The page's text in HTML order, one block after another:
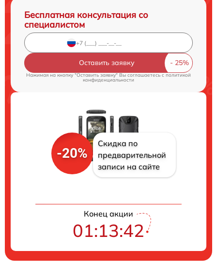
Бесплатная консультация со
специалистом
Оставить заявку
Нажимая на кнопку "Оставить заявку" Вы соглашаетесь cполитикой
конфиденциальности
-20%
Скидка по
предварительной
записи на сайте
Конец акции
01:13:41